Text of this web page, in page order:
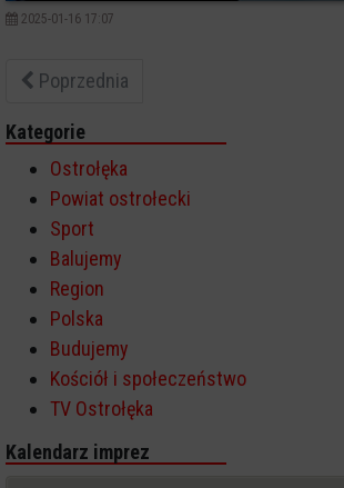
2025-01-16 17:07
Poprzednia
Kategorie
Ostrołęka
Powiat ostrołecki
Sport
Balujemy
Region
Polska
Budujemy
Kościół i społeczeństwo
TV Ostrołęka
Kalendarz imprez